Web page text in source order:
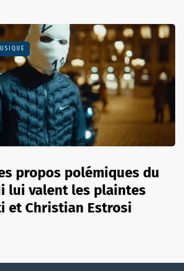
propos polémiques du
lui valent les plaintes
et Christian Estrosi